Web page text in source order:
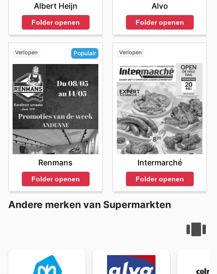
Albert Heijn
Folder openen
Alvo
Folder openen
Verlopen Populair
Renmans
Folder openen
Verlopen
Intermarché
Folder openen
Andere merken van Supermarkten